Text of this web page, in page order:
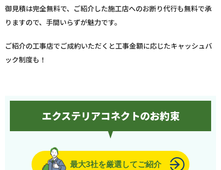
御見積は完全無料で、ご紹介した施工店へのお断り代行も無料で承
りますので、手間いらずが魅力です。
ご紹介の工事店でご成約いただくと工事金額に応じたキャッシュバ
ック制度も！
エクステリアコネクトのお約束
最大3社を厳選してご紹介